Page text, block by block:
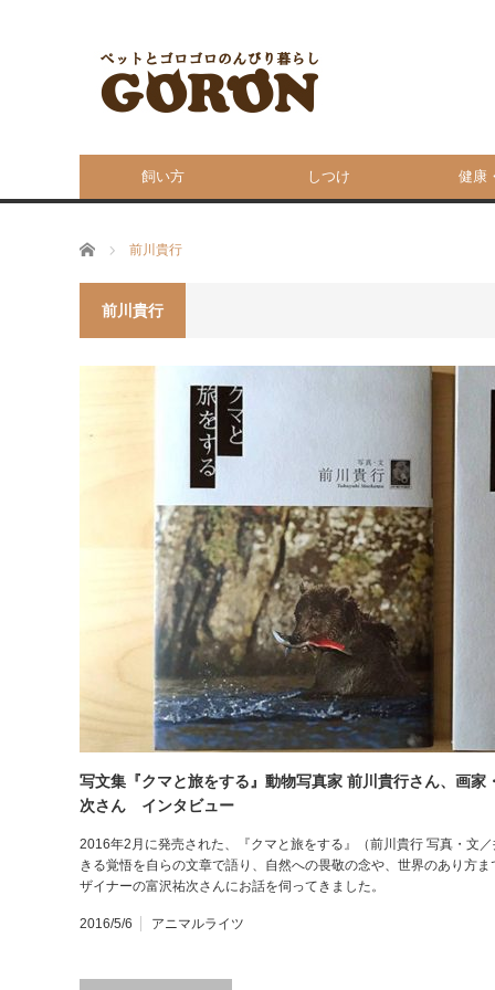
飼い方 しつけ 健康
ホーム 前川貴行
前川貴行
写文集『クマと旅をする』動物写真家 前川貴行さん、画
次さん インタビュー
2016年2月に発売された、『クマと旅をする』（前川貴行 写真・文
きる覚悟を自らの文章で語り、自然への畏敬の念や、世界のあり方
ザイナーの富沢祐次さんにお話を伺ってきました。
2016/5/6 アニマルライツ